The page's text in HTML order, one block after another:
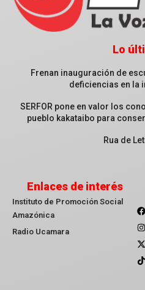
Lo
Frenan inauguración de
deficiencias en la
SERFOR pone en valor los
pueblo kakataibo para
Rua de
Enlaces de interés
Instituto de Promoción Social
Amazónica
Radio Ucamara